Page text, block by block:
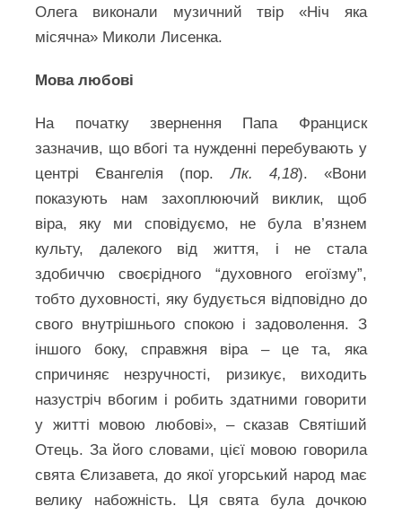
Олега виконали музичний твір «Ніч яка
місячна» Миколи Лисенка.
Мова любові
На початку звернення Папа Франциск
зазначив, що вбогі та нужденні перебувають у
центрі Євангелія (пор.Лк. 4,18). «Вони
показують нам захоплюючий виклик, щоб
віра, яку ми сповідуємо, не була в’язнем
культу, далекого від життя, і не стала
здобиччю своєрідного “духовного егоїзму”,
тобто духовності, яку будується відповідно до
свого внутрішнього спокою і задоволення. З
іншого боку, справжня віра – це та, яка
спричиняє незручності, ризикує, виходить
назустріч вбогим і робить здатними говорити
у житті мовою любові», – сказав Святіший
Отець. За його словами, цієї мовою говорила
свята Єлизавета, до якої угорський народ має
велику набожність. Ця свята була дочкою